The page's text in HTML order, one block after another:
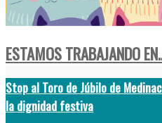
ESTAMOS TRABAJANDO
Stop al Toro de Júbilo de
la dignidad festiva